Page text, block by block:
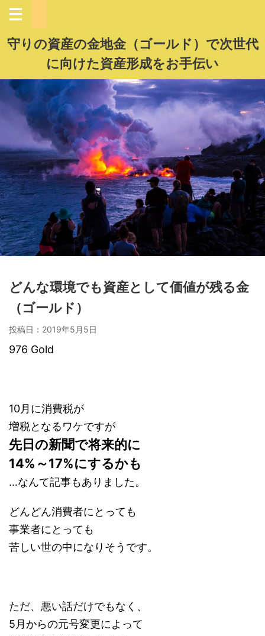
守りの資産の金地金（ゴールド）で次世代
に向けた資産形成をお手伝い
どんな環境でも資産として価値が残る金
（ゴールド）
投稿日： 2019年5月5日
976 Gold
10月に消費税が
増税となるワケですが
先日の新聞で将来的に
14%～17%にするかも
…なんて記事もありました。
どんどん消費者にとっても
事業者にとっても
苦しい世の中になりそうです。
ただ、悪い話だけでもなく、
5月からの元号変更によって